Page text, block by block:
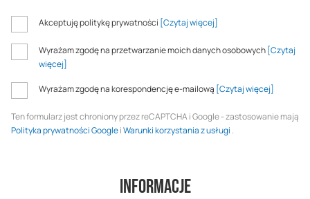
Akceptuję politykę prywatności [Czytaj więcej]
Wyrażam zgodę na przetwarzanie moich danych osobowych[Czytaj
więcej]
Wyrażam zgodę na korespondencję e-mailową [Czytaj więcej]
Ten formularz jest chroniony przez reCAPTCHA i Google - zastosowanie mają
Polityka prywatności GoogleiWarunki korzystania z usługi .
Informacje